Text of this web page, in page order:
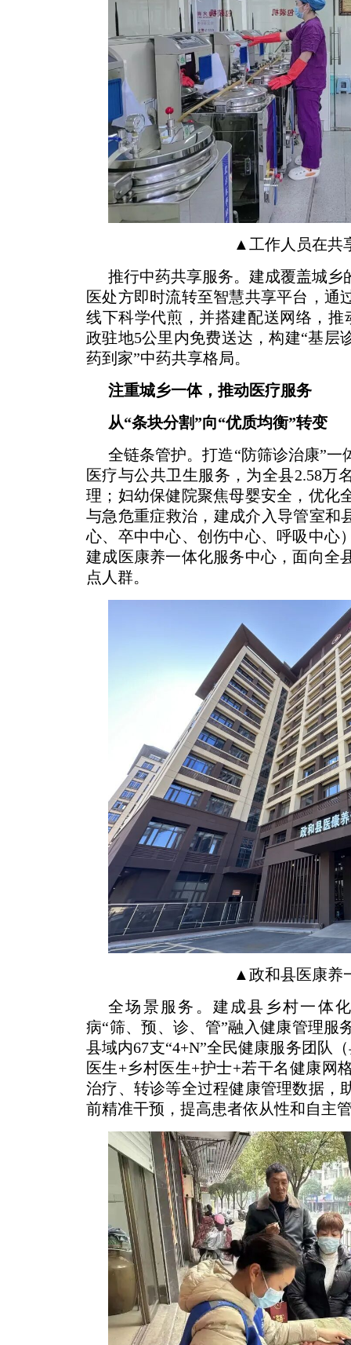
▲工作人员在共
推行中药共享服务。建成覆盖城
医处方即时流转至智慧共享平台，通
线下科学代煎，并搭建配送网络，
政驻地5公里内免费送达，构建“基层
药到家”中药共享格局。
注重城乡一体，推动医疗服务
从“条块分割”向“优质均衡”转变
全链条管护。打造“防筛诊治康”
医疗与公共卫生服务，为全县2.58万
理；妇幼保健院聚焦母婴安全，优化
与急危重症救治，建成介入导管室和
心、卒中中心、创伤中心、呼吸中心
建成医康养一体化服务中心，面向全
点人群。
▲政和县医康养
全场景服务。建成县乡村一体
病“筛、预、诊、管”融入健康管理服
县域内67支“4+N”全民健康服务团队
医生+乡村医生+护士+若干名健康网
治疗、转诊等全过程健康管理数据，
前精准干预，提高患者依从性和自主